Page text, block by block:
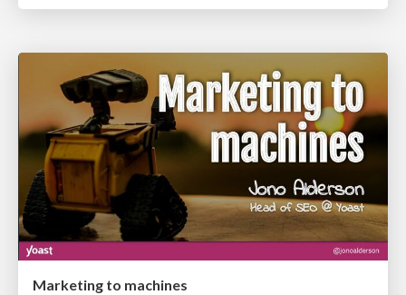
Marketing to machines